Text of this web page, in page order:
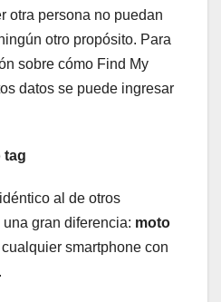
otra persona no puedan
otro propósito. Para
sobre cómo Find My
datos se puede ingresar
tag
al de otros
gran diferencia: moto
smartphone con